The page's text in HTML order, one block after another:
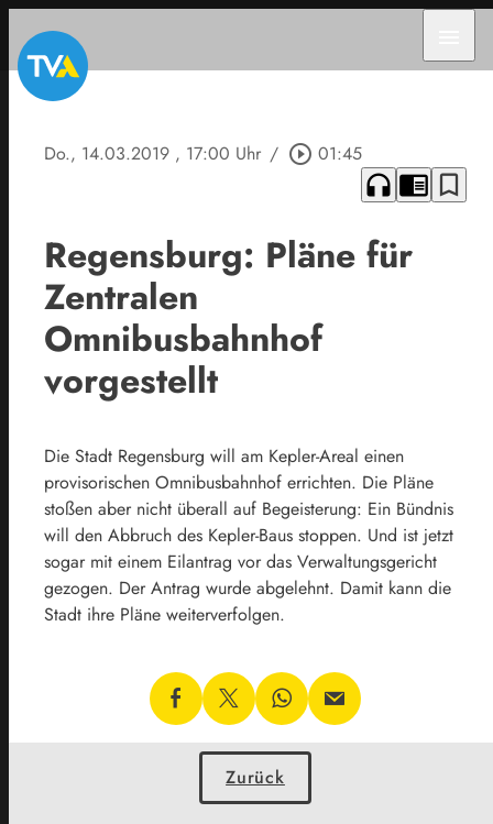
Do., 14.03.2019 , 17:00 Uhr / play_circle_outline 01:45
headphones chrome_reader_mode bookmark_border
Regensburg: Pläne für
Zentralen
Omnibusbahnhof
vorgestellt
Die Stadt Regensburg will am Kepler-Areal einen
provisorischen Omnibusbahnhof errichten. Die Pläne
stoßen aber nicht überall auf Begeisterung: Ein Bündnis
will den Abbruch des Kepler-Baus stoppen. Und ist jetzt
sogar mit einem Eilantrag vor das Verwaltungsgericht
gezogen. Der Antrag wurde abgelehnt. Damit kann die
Stadt ihre Pläne weiterverfolgen.
Zurück